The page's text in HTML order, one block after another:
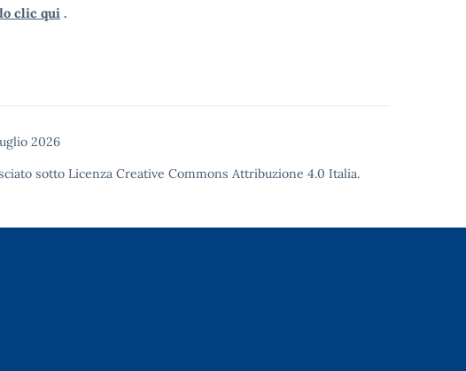
clic qui .
2026
sotto Licenza Creative Commons Attribuzione 4.0 Italia.